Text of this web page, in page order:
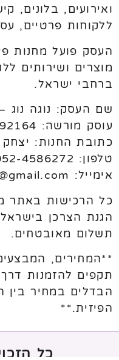
ואירועים, בלונים,
ללקוחות פרטיים,
העסק פועל מחנות
מוצרים ושירותים
ברחבי ישראל.
שם העסק: נוגה נוג
עוסק מורשה: 312192164
כתובת החנות: יצחק נפחא 36,
טלפון: 052-4586272
אימייל: 3noganog@gmail.com
כל הרכישות באתר
תשלום מאובטחים.
**המחירים,
תקפים להזמנות
הבדלים במחיר בין
הפיזית.**
כל